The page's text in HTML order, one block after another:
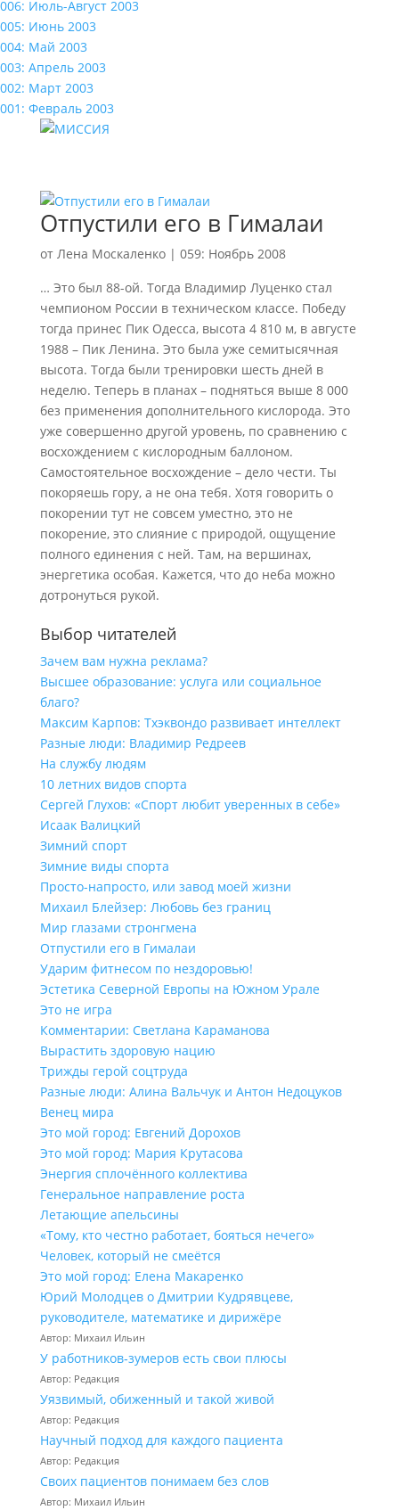
006: Июль-Август 2003
005: Июнь 2003
004: Май 2003
003: Апрель 2003
002: Март 2003
001: Февраль 2003
Отпустили его в Гималаи
от Лена Москаленко| 059: Ноябрь 2008
… Это был 88-ой. Тогда Владимир Луценко стал
чемпионом России в техническом классе. Победу
тогда принес Пик Одесса, высота 4 810 м, в августе
1988 – Пик Ленина. Это была уже семитысячная
высота. Тогда были тренировки шесть дней в
неделю. Теперь в планах – подняться выше 8 000
без применения дополнительного кислорода. Это
уже совершенно другой уровень, по сравнению с
восхождением с кислородным баллоном.
Самостоятельное восхождение – дело чести. Ты
покоряешь гору, а не она тебя. Хотя говорить о
покорении тут не совсем уместно, это не
покорение, это слияние с природой, ощущение
полного единения с ней. Там, на вершинах,
энергетика особая. Кажется, что до неба можно
дотронуться рукой.
Выбор читателей
Зачем вам нужна реклама?
Высшее образование: услуга или социальное
благо?
Максим Карпов: Тхэквондо развивает интеллект
Разные люди: Владимир Редреев
На службу людям
10 летних видов спорта
Сергей Глухов: «Спорт любит уверенных в себе»
Исаак Валицкий
Зимний спорт
Зимние виды спорта
Просто-напросто, или завод моей жизни
Михаил Блейзер: Любовь без границ
Мир глазами стронгмена
Отпустили его в Гималаи
Ударим фитнесом по нездоровью!
Эстетика Северной Европы на Южном Урале
Это не игра
Комментарии: Светлана Караманова
Вырастить здоровую нацию
Трижды герой соцтруда
Разные люди: Алина Вальчук и Антон Недоцуков
Венец мира
Это мой город: Евгений Дорохов
Это мой город: Мария Крутасова
Энергия сплочённого коллектива
Генеральное направление роста
Летающие апельсины
«Тому, кто честно работает, бояться нечего»
Человек, который не смеётся
Это мой город: Елена Макаренко
Юрий Молодцев о Дмитрии Кудрявцеве,
руководителе, математике и дирижёре
Автор: Михаил Ильин
У работников‑зумеров есть свои плюсы
Автор: Редакция
Уязвимый, обиженный и такой живой
Автор: Редакция
Научный подход для каждого пациента
Автор: Редакция
Своих пациентов понимаем без слов
Автор: Михаил Ильин